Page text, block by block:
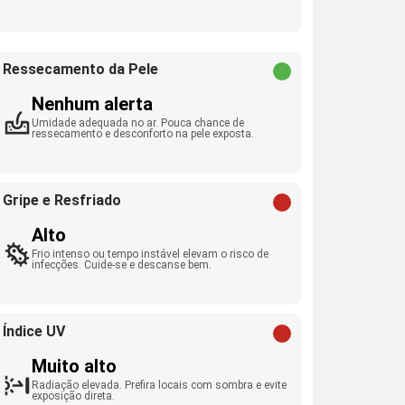
Ressecamento da Pele
Nenhum alerta
Umidade adequada no ar. Pouca chance de
ressecamento e desconforto na pele exposta.
Gripe e Resfriado
Alto
Frio intenso ou tempo instável elevam o risco de
infecções. Cuide-se e descanse bem.
Índice UV
Muito alto
Radiação elevada. Prefira locais com sombra e evite
exposição direta.